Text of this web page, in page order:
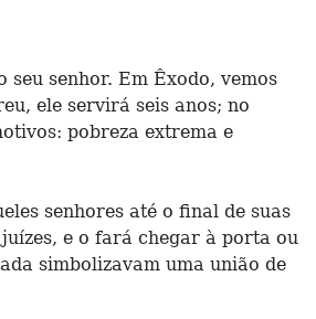
senhor. Em Êxodo, vemos
ele servirá seis anos; no
pobreza extrema e
senhores até o final de suas
e o fará chegar à porta ou
simbolizavam uma união de